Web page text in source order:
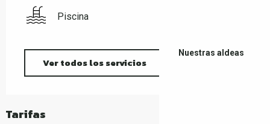
Nuestras aldeas
Piscina
Ver todos los servicios
Tarifas